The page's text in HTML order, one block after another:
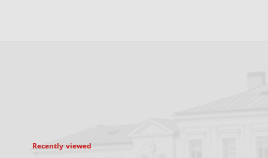
Recently viewed